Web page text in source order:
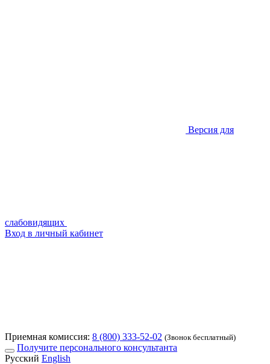
Версия для
слабовидящих
Вход в личный кабинет
Приемная комиссия: 8 (800) 333-52-02 (Звонок бесплатный)
Получите персонального консультанта
Русский English